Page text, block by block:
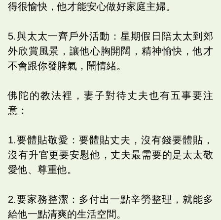
得很愉快，他才能安心做好家庭主婦。
5.與太太一齊戶外活動：星期假日陪太太到郊
外欣賞風景，讓他心胸開闊，精神愉快，他才
不會跟你發脾氣，鬧情緒。
佛陀的教法裡，妻子對待丈夫也有五事要注
意：
1.要體貼敬愛：要體貼丈夫，沒有錢要體貼，
沒有升官更要安慰他，丈夫最需要的是太太敬
愛他、尊重他。
2.要家務整潔：多付出一點辛勞整理，就能多
給他一點清爽的生活空間。